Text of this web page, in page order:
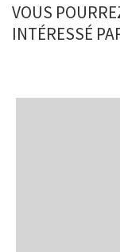
VOUS
INTÉRESSÉ